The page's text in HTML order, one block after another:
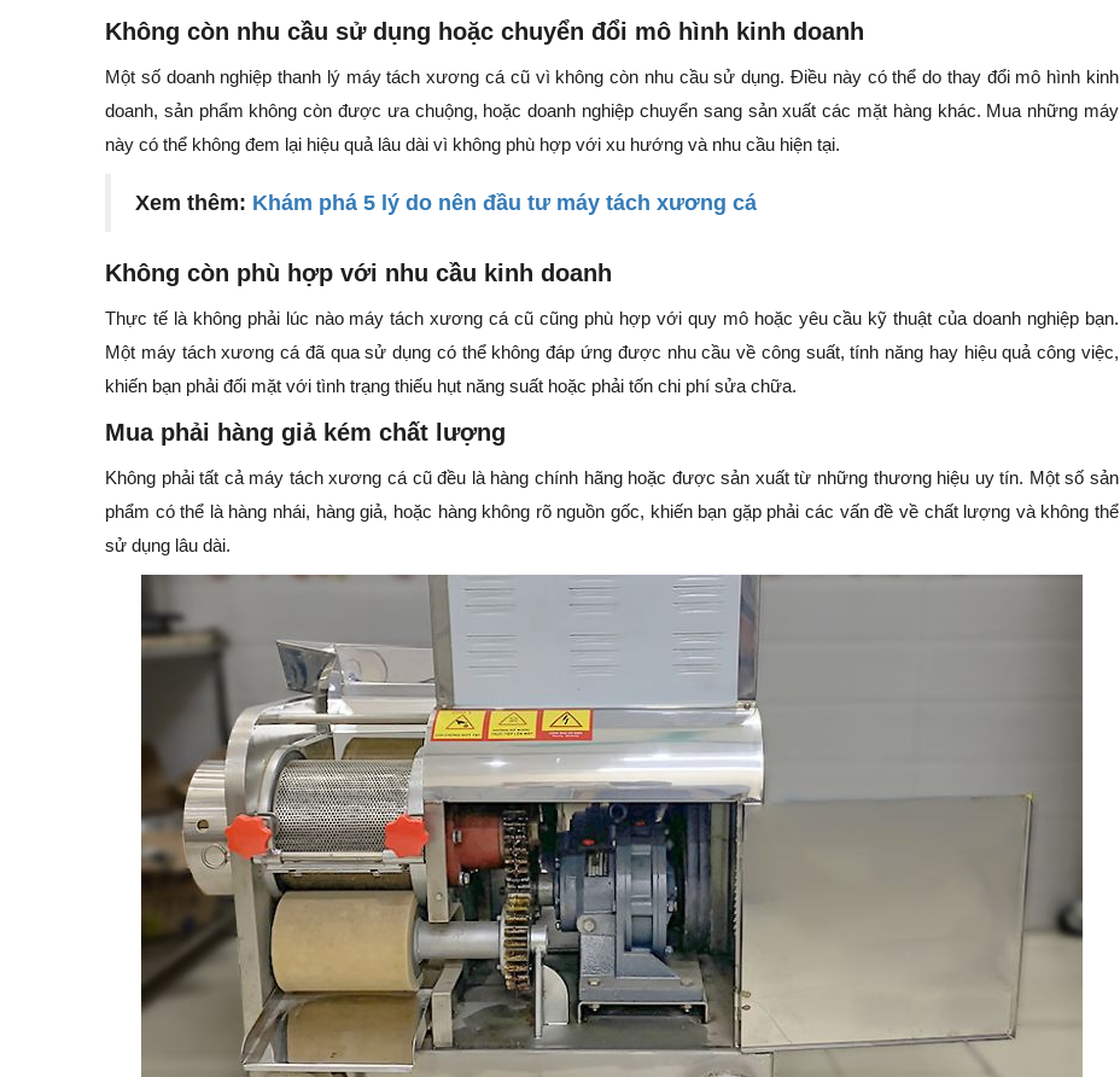
Không còn nhu cầu sử dụng hoặc chuyển đổi mô hình kinh doanh
Một số doanh nghiệp thanh lý máy tách xương cá cũ vì không còn nhu cầu sử dụng. Điều này có thể do thay đổi mô hình kinh
doanh, sản phẩm không còn được ưa chuộng, hoặc doanh nghiệp chuyển sang sản xuất các mặt hàng khác. Mua những máy
này có thể không đem lại hiệu quả lâu dài vì không phù hợp với xu hướng và nhu cầu hiện tại.
Xem thêm: Khám phá 5 lý do nên đầu tư máy tách xương cá
Không còn phù hợp với nhu cầu kinh doanh
Thực tế là không phải lúc nào máy tách xương cá cũ cũng phù hợp với quy mô hoặc yêu cầu kỹ thuật của doanh nghiệp bạn.
Một máy tách xương cá đã qua sử dụng có thể không đáp ứng được nhu cầu về công suất, tính năng hay hiệu quả công việc,
khiến bạn phải đối mặt với tình trạng thiếu hụt năng suất hoặc phải tốn chi phí sửa chữa.
Mua phải hàng giả kém chất lượng
Không phải tất cả máy tách xương cá cũ đều là hàng chính hãng hoặc được sản xuất từ những thương hiệu uy tín. Một số sản
phẩm có thể là hàng nhái, hàng giả, hoặc hàng không rõ nguồn gốc, khiến bạn gặp phải các vấn đề về chất lượng và không thể
sử dụng lâu dài.